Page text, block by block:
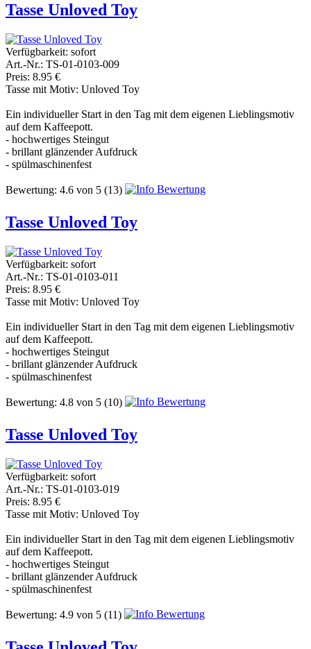
Tasse Unloved Toy
Verfügbarkeit: sofort
Art.-Nr.: TS-01-0103-009
Preis: 8.95 €
Tasse mit Motiv: Unloved Toy
Ein individueller Start in den Tag mit dem eigenen Lieblingsmotiv
auf dem Kaffeepott.
- hochwertiges Steingut
- brillant glänzender Aufdruck
- spülmaschinenfest
Bewertung: 4.6 von 5 (13)
Tasse Unloved Toy
Verfügbarkeit: sofort
Art.-Nr.: TS-01-0103-011
Preis: 8.95 €
Tasse mit Motiv: Unloved Toy
Ein individueller Start in den Tag mit dem eigenen Lieblingsmotiv
auf dem Kaffeepott.
- hochwertiges Steingut
- brillant glänzender Aufdruck
- spülmaschinenfest
Bewertung: 4.8 von 5 (10)
Tasse Unloved Toy
Verfügbarkeit: sofort
Art.-Nr.: TS-01-0103-019
Preis: 8.95 €
Tasse mit Motiv: Unloved Toy
Ein individueller Start in den Tag mit dem eigenen Lieblingsmotiv
auf dem Kaffeepott.
- hochwertiges Steingut
- brillant glänzender Aufdruck
- spülmaschinenfest
Bewertung: 4.9 von 5 (11)